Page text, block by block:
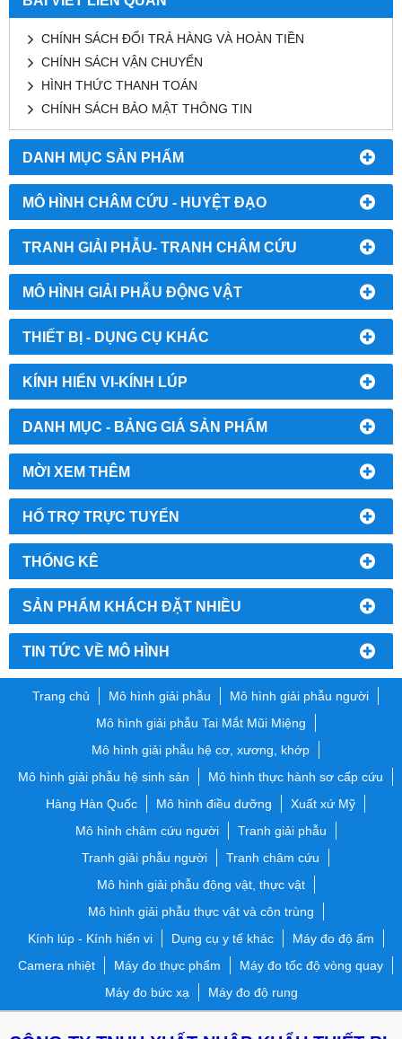
DANH MỤC SẢN PHẨM
MÔ HÌNH CHÂM CỨU - HUYỆT ĐẠO
TRANH GIẢI PHẪU- TRANH CHÂM CỨU
MÔ HÌNH GIẢI PHẪU ĐỘNG VẬT
THIẾT BỊ - DỤNG CỤ KHÁC
KÍNH HIỂN VI-KÍNH LÚP
DANH MỤC - BẢNG GIÁ SẢN PHẨM
MỜI XEM THÊM
HỔ TRỢ TRỰC TUYẾN
THỐNG KÊ
SẢN PHẨM KHÁCH ĐẶT NHIỀU
TIN TỨC VỀ MÔ HÌNH
CHÍNH SÁCH ĐỔI TRẢ HÀNG VÀ HOÀN TIỀN
CHÍNH SÁCH VẬN CHUYỂN
HÌNH THỨC THANH TOÁN
CHÍNH SÁCH BẢO MẬT THÔNG TIN
Trang chủ Mô hình giải phẫu
Mô hình giải phẫu người
Mô hình giải phẫu Tai Mắt Mũi Miệng
Mô hình giải phẫu hệ cơ, xương, khớp
Mô hình giải phẫu hệ sinh sản
Mô hình thực hành sơ cấp cứu
Hàng Hàn Quốc
Mô hình điều dưỡng
Xuất xứ Mỹ
Mô hình châm cứu người
Tranh giải phẫu
Tranh giải phẫu người
Tranh châm cứu
Mô hình giải phẫu động vật, thực vật
Mô hình giải phẫu thực vật và côn trùng
Kính lúp - Kính hiển vi
Dụng cụ y tế khác
Máy đo độ ẩm
Camera nhiệt
Máy đo thực phẩm
Máy đo tốc độ vòng quay
Máy đo bức xạ
Máy đo độ rung